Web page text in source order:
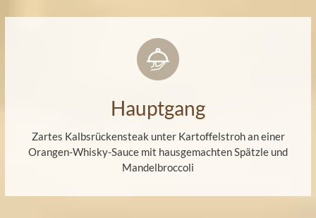
Hauptgang
Zartes Kalbsrückensteak unter Kartoffelstroh an einer
Orangen-Whisky-Sauce mit hausgemachten Spätzle und
Mandelbroccoli